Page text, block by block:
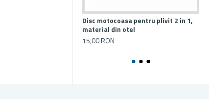
Disc motocoasa pentru plivit 2 in 1,
material din otel
15,00 RON